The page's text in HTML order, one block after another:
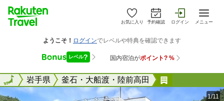
お気に入り 予約確認 ログイン メニュー
全国岩手県 釜石・大船渡・陸前高田
全国
1/11